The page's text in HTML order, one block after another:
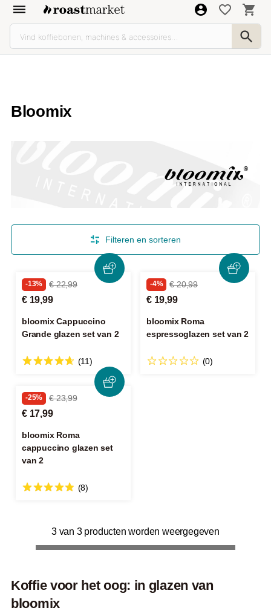
Bloomix
Filteren en sorteren
-13% € 22,99
€ 19,99
bloomix Cappuccino
Grande glazen set van 2
(11)
-4% € 20,99
€ 19,99
bloomix Roma
espressoglazen set van 2
(0)
-25% € 23,99
€ 17,99
bloomix Roma
cappuccino glazen set
van 2
(8)
3 van 3 producten worden weergegeven
Koffie voor het oog: in glazen van
bloomix